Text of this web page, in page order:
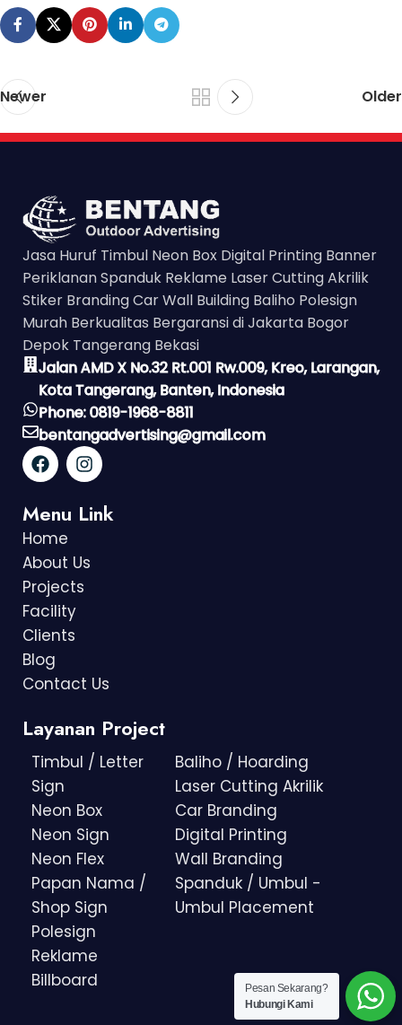
Newer Older
Jasa Huruf Timbul Neon Box Digital Printing Banner
Periklanan Spanduk Reklame Laser Cutting Akrilik
Stiker Branding Car Wall Building Baliho Polesign
Murah Berkualitas Bergaransi di Jakarta Bogor
Depok Tangerang Bekasi
Jalan AMD X No.32 Rt.001 Rw.009, Kreo, Larangan,
Kota Tangerang, Banten, Indonesia
Phone: 0819-1968-8811
bentangadvertising@gmail.com
Menu Link
Home
About Us
Projects
Facility
Clients
Blog
Contact Us
Layanan Project
Timbul / Letter
Sign
Neon Box
Neon Sign
Neon Flex
Papan Nama /
Shop Sign
Polesign
Reklame
Billboard
Baliho / Hoarding
Laser Cutting Akrilik
Car Branding
Digital Printing
Wall Branding
Spanduk / Umbul -
Umbul Placement
Pesan Sekarang?
Hubungi Kami